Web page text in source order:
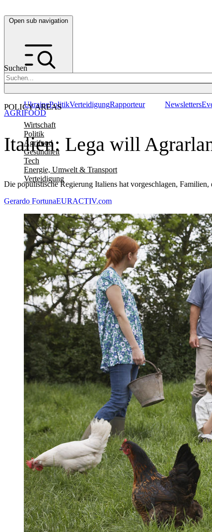
Open sub navigation
Suchen
POLICY AREAS
Wirtschaft
Politik
Agrifood
Gesundheit
Tech
Energie, Umwelt & Transport
Verteidigung
UkrainePolitikVerteidigungRapporteur Newsletters
Italien: Lega will
Die populistische Regierung Italiens hat vorgeschlagen,
AGRIFOOD
Gerardo FortunaEURACTIV.com